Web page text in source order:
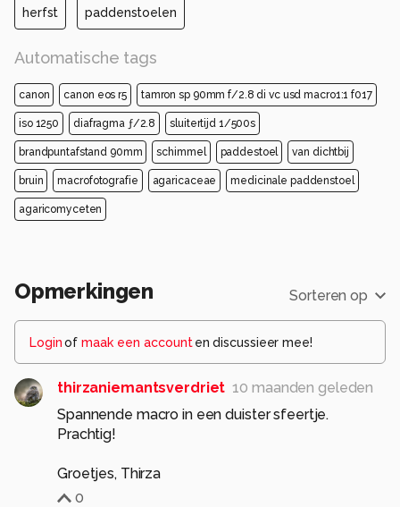
herfst paddenstoelen
Automatische tags
canon canon eos r5 tamron sp 90mm f/2.8 di vc usd macro1:1 f017
iso 1250 diafragma ƒ/2.8 sluitertijd 1/500s
brandpuntafstand 90mm schimmel paddestoel van dichtbij
bruin macrofotografie agaricaceae medicinale paddenstoel
agaricomyceten
Opmerkingen Sorteren op
Loginof maak een account en discussieer mee!
thirzaniemantsverdriet 10 maanden geleden
Spannende macro in een duister sfeertje.
Prachtig!
Groetjes, Thirza
0